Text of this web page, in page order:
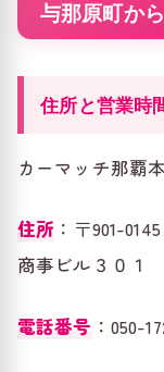
与那原町か
住所と営業時
カーマッチ那覇
住所 ：〒901-
商事ビル３０１
電話番号 ：050-